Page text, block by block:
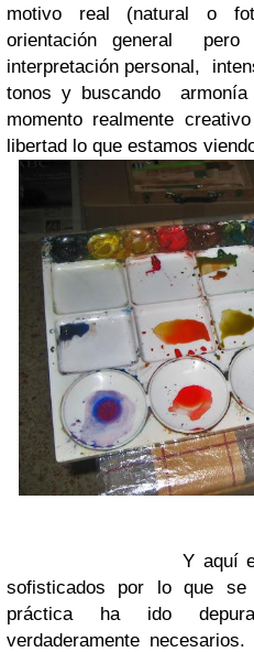
motivo real (natural o
orientación general
interpretación personal,
tonos y buscando
momento realmente
libertad lo que estamos
Y aquí están mis
sofisticados por lo que
práctica ha ido
verdaderamente